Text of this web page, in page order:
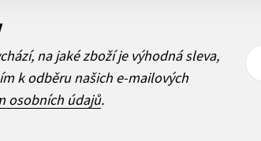
na jaké zboží je výhodná sleva,
k odběru našich e-mailových
osobních údajů.